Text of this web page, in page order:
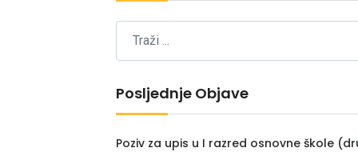
Posljednje Objave
Poziv za upis u I razred osnovne škole